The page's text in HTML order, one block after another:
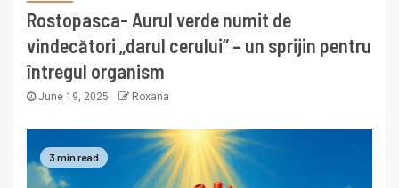
Rostopasca- Aurul verde numit de
vindecători „darul cerului” – un sprijin pentru
întregul organism
June 19, 2025 Roxana
3 min read